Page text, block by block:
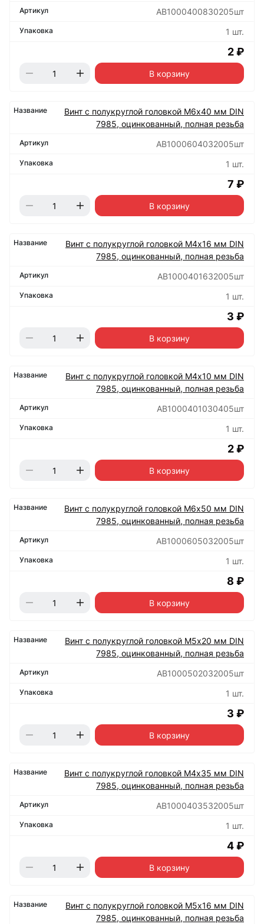
АВ1000400830205шт
1 шт.
2 ₽
В корзину
Винт с полукруглой головкой М6х40 мм DIN
7985, оцинкованный, полная резьба
АВ1000604032005шт
1 шт.
7 ₽
В корзину
Винт с полукруглой головкой М4х16 мм DIN
7985, оцинкованный, полная резьба
АВ1000401632005шт
1 шт.
3 ₽
В корзину
Винт с полукруглой головкой М4х10 мм DIN
7985, оцинкованный, полная резьба
АВ1000401030405шт
1 шт.
2 ₽
В корзину
Винт с полукруглой головкой М6х50 мм DIN
7985, оцинкованный, полная резьба
АВ1000605032005шт
1 шт.
8 ₽
В корзину
Винт с полукруглой головкой М5х20 мм DIN
7985, оцинкованный, полная резьба
АВ1000502032005шт
1 шт.
3 ₽
В корзину
Винт с полукруглой головкой М4х35 мм DIN
7985, оцинкованный, полная резьба
АВ1000403532005шт
1 шт.
4 ₽
В корзину
Винт с полукруглой головкой М5х16 мм DIN
7985, оцинкованный, полная резьба